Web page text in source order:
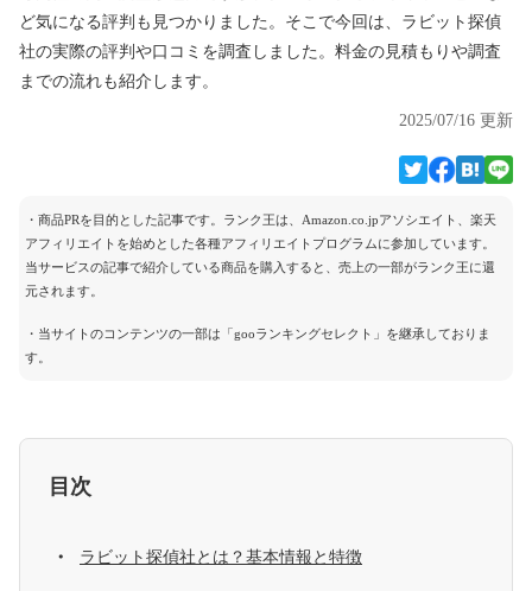
ど気になる評判も見つかりました。そこで今回は、ラビット探偵
社の実際の評判や口コミを調査しました。料金の見積もりや調査
までの流れも紹介します。
2025/07/16 更新
・商品PRを目的とした記事です。ランク王は、Amazon.co.jpアソシエイト、楽天
アフィリエイトを始めとした各種アフィリエイトプログラムに参加しています。
当サービスの記事で紹介している商品を購入すると、売上の一部がランク王に還
元されます。
・当サイトのコンテンツの一部は「gooランキングセレクト」を継承しておりま
す。
目次
ラビット探偵社とは？基本情報と特徴